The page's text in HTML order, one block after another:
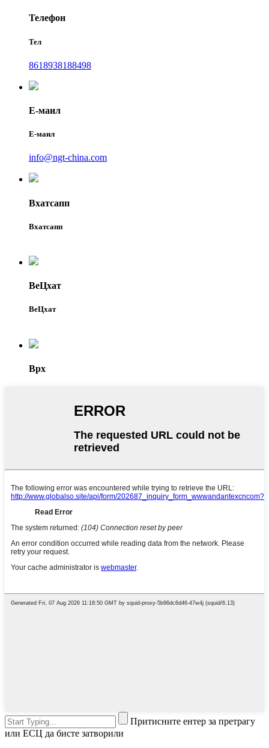
Телефон
Тел
8618938188498
Е-маил
Е-маил
info@ngt-china.com
Вхатсапп
Вхатсапп
ВеЦхат
ВеЦхат
Врх
Притисните ентер за претрагу
или ЕСЦ да бисте затворили